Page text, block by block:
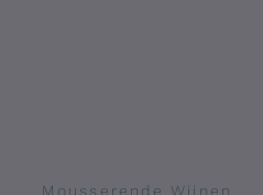
Mousserende Wijnen